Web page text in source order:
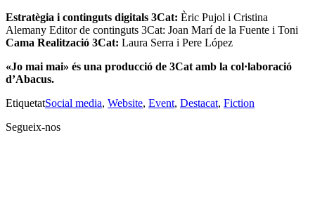
Estratègia i continguts digitals 3Cat: Èric Pujol i Cristina
Alemany Editor de continguts 3Cat: Joan Marí de la Fuente i Toni
Cama Realització 3Cat: Laura Serra i Pere López
«Jo mai mai» és una producció de 3Cat amb la col·laboració
d’Abacus.
EtiquetatSocial media, Website, Event, Destacat, Fiction
Segueix-nos